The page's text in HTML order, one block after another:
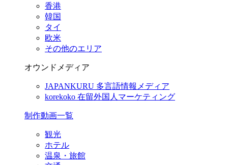
香港
韓国
タイ
欧米
その他のエリア
オウンドメディア
JAPANKURU 多言語情報メディア
korekoko 在留外国人マーケティング
制作動画一覧
観光
ホテル
温泉・旅館